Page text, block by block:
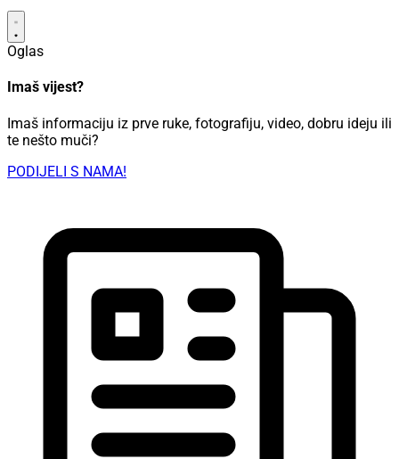
Oglas
Imaš vijest?
Imaš informaciju iz prve ruke, fotografiju, video, dobru ideju ili
te nešto muči?
PODIJELI S NAMA!